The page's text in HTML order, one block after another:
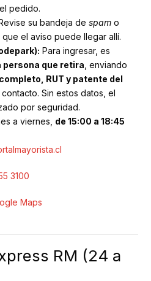
pedido.
su bandeja de spam o
que el aviso puede llegar allí.
Para ingresar, es
persona que retira , enviando
RUT y patente del
Sin estos datos, el
por seguridad.
a viernes, de 15:00 a 18:45
3100
Maps
RM (24 a